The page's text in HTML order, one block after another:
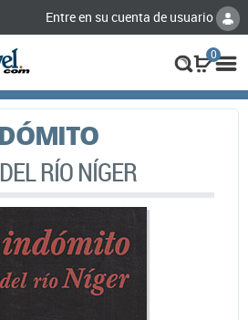
Entre en su cuenta de usuario
0
RÍO NÍGER